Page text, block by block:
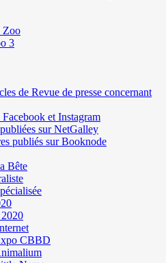
Zoo
3
de Revue de presse concernant
et Instagram
sur NetGalley
publiés sur Booknode
Bête
CBBD